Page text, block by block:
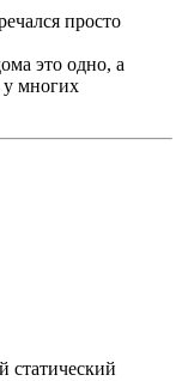
просто
это одно, а
у многих
статический